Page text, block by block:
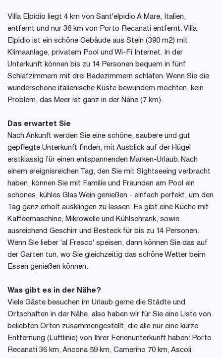
Villa Elpidio liegt 4 km von Sant'elpidio A Mare, Italien,
entfernt und nur 36 km von Porto Recanati entfernt. Villa
Elpidio ist ein schöne Gebäude aus Stein (390 m2) mit
Klimaanlage, privatem Pool und Wi-Fi Internet. In der
Unterkunft können bis zu 14 Personen bequem in fünf
Schlafzimmern mit drei Badezimmern schlafen. Wenn Sie die
wunderschöne italienische Küste bewundern möchten, kein
Problem, das Meer ist ganz in der Nähe (7 km).
Das erwartet Sie
Nach Ankunft werden Sie eine schöne, saubere und gut
gepflegte Unterkunft finden, mit Ausblick auf der Hügel
erstklassig für einen entspannenden Marken-Urlaub. Nach
einem ereignisreichen Tag, den Sie mit Sightseeing verbracht
haben, können Sie mit Familie und Freunden am Pool ein
schönes, kühles Glas Wein genießen - einfach perfekt, um den
Tag ganz erholt ausklingen zu lassen. Es gibt eine Küche mit
Kaffeemaschine, Mikrowelle und Kühlschrank, sowie
ausreichend Geschirr und Besteck für bis zu 14 Personen.
Wenn Sie lieber 'al Fresco' speisen, dann können Sie das auf
der Garten tun, wo Sie gleichzeitig das schöne Wetter beim
Essen genießen können.
Was gibt es in der Nähe?
Viele Gäste besuchen im Urlaub gerne die Städte und
Ortschaften in der Nähe, also haben wir für Sie eine Liste von
beliebten Orten zusammengestellt, die alle nur eine kurze
Entfernung (Luftlinie) von Ihrer Ferienunterkunft haben: Porto
Recanati 36 km, Ancona 59 km, Camerino 70 km, Ascoli